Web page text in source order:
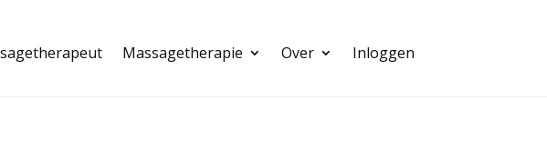
Massagetherapie Over Inloggen